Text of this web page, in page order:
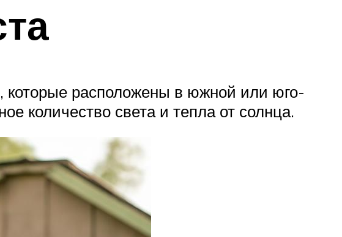
которые расположены в южной или юго-
количество света и тепла от солнца.